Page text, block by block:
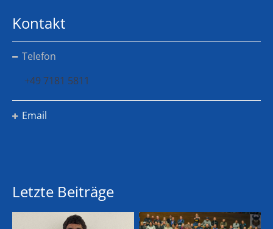
Kontakt
Telefon
+49 7181 5811
Email
Letzte Beiträge